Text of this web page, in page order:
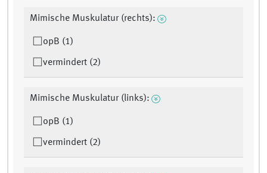
Mimische Muskulatur (rechts):
opB (1)
vermindert (2)
Mimische Muskulatur (links):
opB (1)
vermindert (2)